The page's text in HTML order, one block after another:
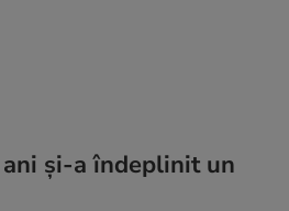
ani și-a îndeplinit un